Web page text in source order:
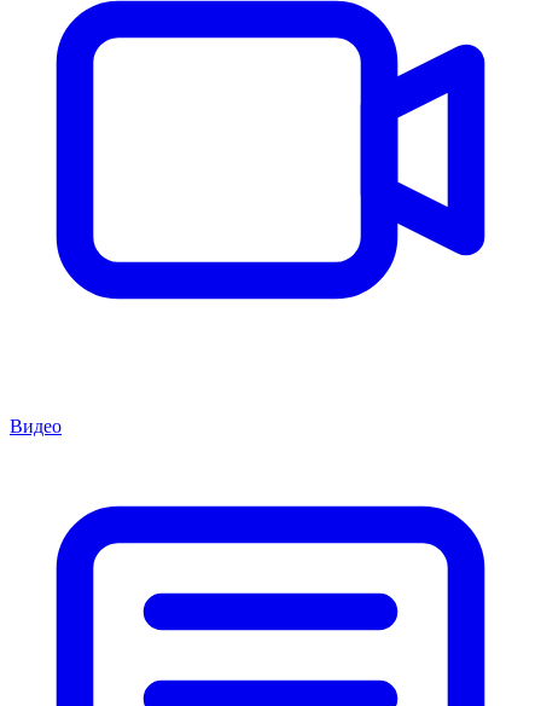
Видео